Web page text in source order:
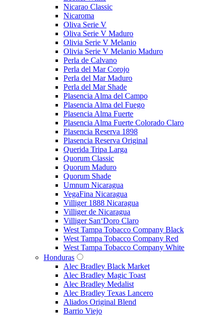
Nicarao Classic
Nicaroma
Oliva Serie V
Oliva Serie V Maduro
Olivia Serie V Melanio
Olivia Serie V Melanio Maduro
Perla de Calvano
Perla del Mar Corojo
Perla del Mar Maduro
Perla del Mar Shade
Plasencia Alma del Campo
Plasencia Alma del Fuego
Plasencia Alma Fuerte
Plasencia Alma Fuerte Colorado Claro
Plasencia Reserva 1898
Plasencia Reserva Original
Querida Tripa Larga
Quorum Classic
Quorum Maduro
Quorum Shade
Umnum Nicaragua
VegaFina Nicaragua
Villiger 1888 Nicaragua
Villiger de Nicaragua
Villiger San‘Doro Claro
West Tampa Tobacco Company Black
West Tampa Tobacco Company Red
West Tampa Tobacco Company White
Honduras
Alec Bradley Black Market
Alec Bradley Magic Toast
Alec Bradley Medalist
Alec Bradley Texas Lancero
Aliados Original Blend
Barrio Viejo